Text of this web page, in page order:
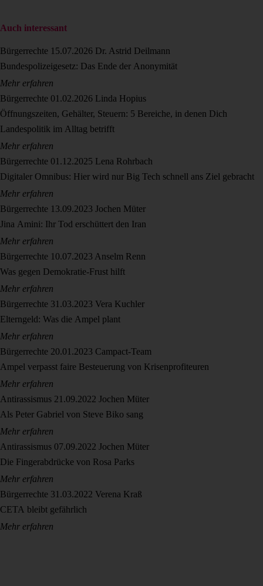
Auch interessant
Bürgerrechte 15.07.2026 Dr. Astrid Deilmann
Bundespolizeigesetz: Das Ende der Anonymität
Mehr erfahren
Bürgerrechte 01.02.2026 Linda Hopius
Öffnungszeiten, Gehälter, Steuern: 5 Bereiche, in denen Dich
Landespolitik im Alltag betrifft
Mehr erfahren
Bürgerrechte 01.12.2025 Lena Rohrbach
Digitaler Omnibus: Hier wird nur Big Tech schnell ans Ziel gebracht
Mehr erfahren
Bürgerrechte 13.09.2023 Jochen Müter
Jina Amini: Ihr Tod erschüttert den Iran
Mehr erfahren
Bürgerrechte 10.07.2023 Anselm Renn
Was gegen Demokratie-Frust hilft
Mehr erfahren
Bürgerrechte 31.03.2023 Vera Kuchler
Elterngeld: Was die Ampel plant
Mehr erfahren
Bürgerrechte 20.01.2023 Campact-Team
Ampel verpasst faire Besteuerung von Krisenprofiteuren
Mehr erfahren
Antirassismus 21.09.2022 Jochen Müter
Als Peter Gabriel von Steve Biko sang
Mehr erfahren
Antirassismus 07.09.2022 Jochen Müter
Die Fingerabdrücke von Rosa Parks
Mehr erfahren
Bürgerrechte 31.03.2022 Verena Kraß
CETA bleibt gefährlich
Mehr erfahren